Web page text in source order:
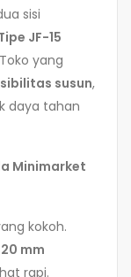
sisi
JF-15
yang
susun,
daya tahan
Minimarket
kokoh.
mm
rapi.